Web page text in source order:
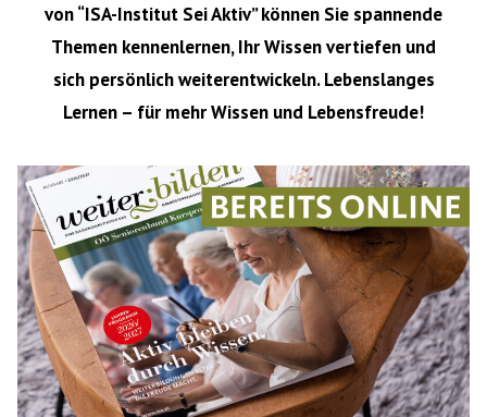
von “ISA-Institut Sei Aktiv” können Sie spannende
Themen kennenlernen, Ihr Wissen vertiefen und
sich persönlich weiterentwickeln. Lebenslanges
Lernen – für mehr Wissen und Lebensfreude!